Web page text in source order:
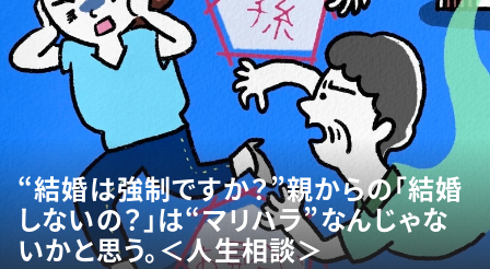
“結婚は強制ですか？”親からの「結婚
しないの？」は“マリハラ”なんじゃな
いかと思う。＜人生相談＞